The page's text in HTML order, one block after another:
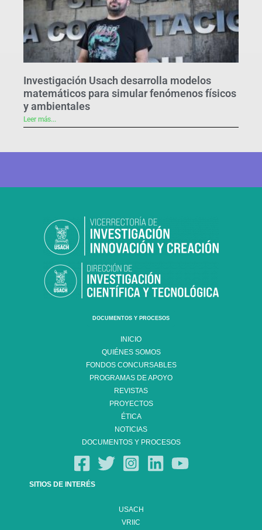
Investigación Usach desarrolla modelos
matemáticos para simular fenómenos físicos
y ambientales
Leer más...
DOCUMENTOS Y PROCESOS
INICIO
QUIÉNES SOMOS
FONDOS CONCURSABLES
PROGRAMAS DE APOYO
REVISTAS
PROYECTOS
ÉTICA
NOTICIAS
DOCUMENTOS Y PROCESOS
SITIOS DE INTERÉS
USACH
VRIIC